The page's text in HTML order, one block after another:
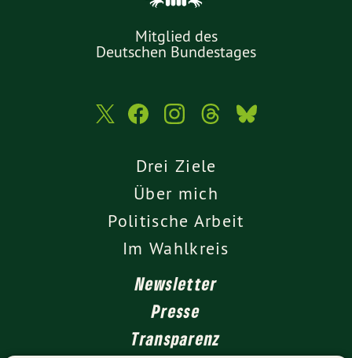
Mitglied des
Deutschen Bundestages
Drei Ziele
Über mich
Politische Arbeit
Im Wahlkreis
Newsletter
Presse
Transparenz